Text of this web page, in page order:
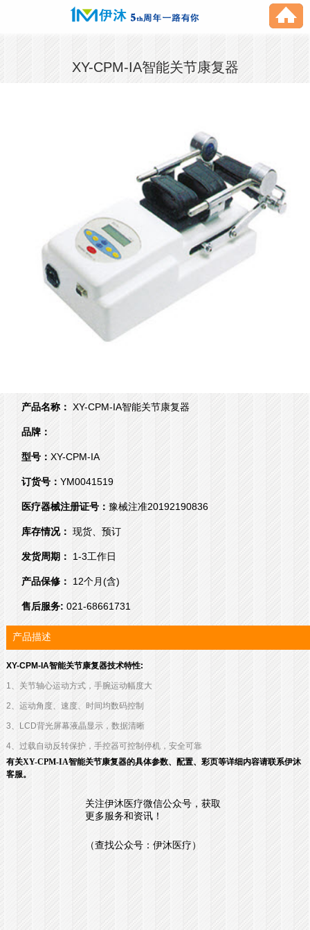
XY-CPM-IA智能关节康复器
产品名称： XY-CPM-IA智能关节康复器
品牌：
型号：XY-CPM-IA
订货号：YM0041519
医疗器械注册证号：豫械注准20192190836
库存情况： 现货、预订
发货周期： 1-3工作日
产品保修： 12个月(含)
售后服务: 021-68661731
产品描述
XY-CPM-IA智能关节康复器技术特性:
1、关节轴心运动方式，手腕运动幅度大
2、运动角度、速度、时间均数码控制
3、LCD背光屏幕液晶显示，数据清晰
4、过载自动反转保护，手控器可控制停机，安全可靠
有关XY-CPM-IA智能关节康复器的具体参数、配置、彩页等详细内容请联系伊沐
客服。
关注伊沐医疗微信公众号，获取
更多服务和资讯！
（查找公众号：伊沐医疗）